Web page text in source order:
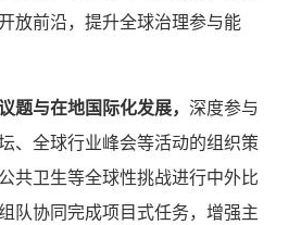
放前沿，提升全球治理参与能
题与在地国际化发展， 深度参与
、全球行业峰会等活动的组织策
共卫生等全球性挑战进行中外比
队协同完成项目式任务，增强主